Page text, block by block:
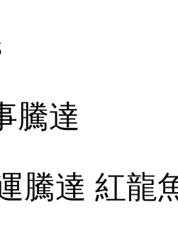
騰達
騰達 紅龍